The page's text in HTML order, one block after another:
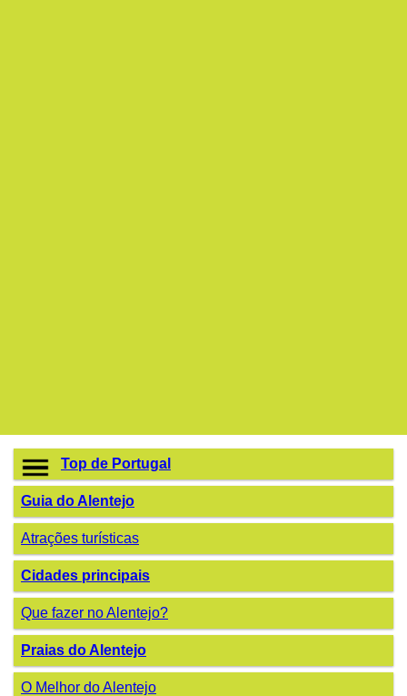
Top de Portugal
Guia do Alentejo
Atrações turísticas
Cidades principais
Que fazer no Alentejo?
Praias do Alentejo
O Melhor do Alentejo